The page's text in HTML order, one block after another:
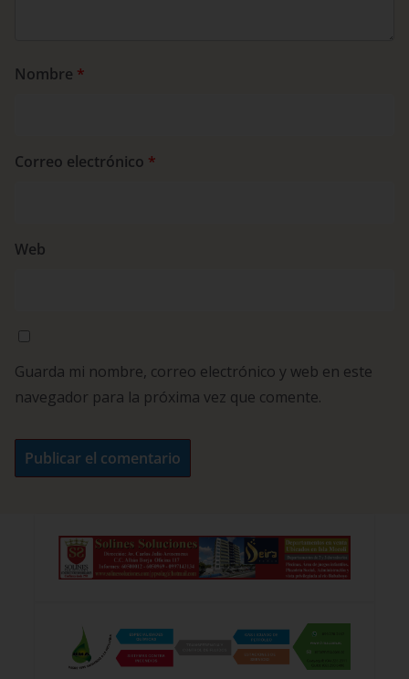
Nombre *
Correo electrónico *
Web
Guarda mi nombre, correo electrónico y web en este
navegador para la próxima vez que comente.